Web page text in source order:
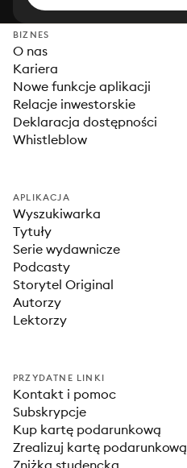
BIZNES
O nas
Kariera
Nowe funkcje aplikacji
Relacje inwestorskie
Deklaracja dostępności
Whistleblow
APLIKACJA
Wyszukiwarka
Tytuły
Serie wydawnicze
Podcasty
Storytel Original
Autorzy
Lektorzy
PRZYDATNE LINKI
Kontakt i pomoc
Subskrypcje
Kup kartę podarunkową
Zrealizuj kartę podarunkową
Zniżka studencka